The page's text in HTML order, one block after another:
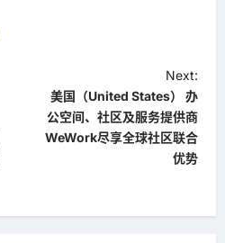
Next:
美国（United States） 办
公空间、社区及服务提供商
WeWork尽享全球社区联合
优势